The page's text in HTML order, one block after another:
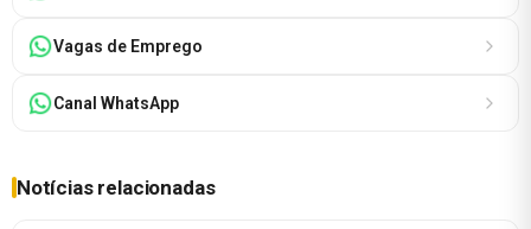
Vagas de Emprego
Canal WhatsApp
Notícias relacionadas